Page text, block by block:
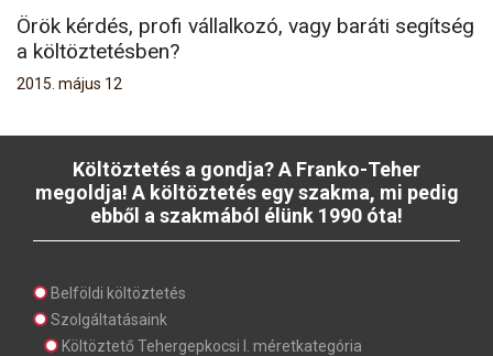
Örök kérdés, profi vállalkozó, vagy baráti segítség
a költöztetésben?
2015. május 12
Költöztetés a gondja? A Franko-Teher
megoldja! A költöztetés egy szakma, mi pedig
ebből a szakmából élünk 1990 óta!
Belföldi költöztetés
Szolgáltatásaink
Költöztető Tehergepkocsi I. méretkategória